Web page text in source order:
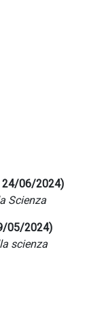
24/06/2024)
Scienza
05/2024)
scienza